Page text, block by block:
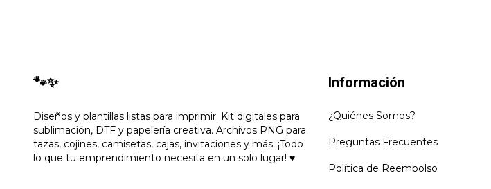
🐾✨
Diseños y plantillas listas para imprimir. Kit digitales para
sublimación, DTF y papelería creativa. Archivos PNG para
tazas, cojines, camisetas, cajas, invitaciones y más. ¡Todo
lo que tu emprendimiento necesita en un solo lugar! ♥
Información
¿Quiénes Somos?
Preguntas Frecuentes
Política de Reembolso